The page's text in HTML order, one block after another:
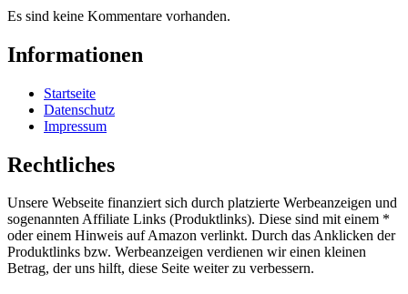
Es sind keine Kommentare vorhanden.
Informationen
Startseite
Datenschutz
Impressum
Rechtliches
Unsere Webseite finanziert sich durch platzierte Werbeanzeigen und
sogenannten Affiliate Links (Produktlinks). Diese sind mit einem *
oder einem Hinweis auf Amazon verlinkt. Durch das Anklicken der
Produktlinks bzw. Werbeanzeigen verdienen wir einen kleinen
Betrag, der uns hilft, diese Seite weiter zu verbessern.